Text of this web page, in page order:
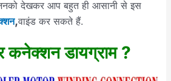
देखकर आप बहुत ही आसानी से इस
,वाइंड कर सकते हैं.
कनेक्शन डायग्राम ?